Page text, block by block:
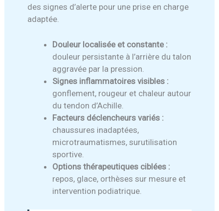
des signes d’alerte pour une prise en charge
adaptée.
Douleur localisée et constante :
douleur persistante à l’arrière du talon
aggravée par la pression.
Signes inflammatoires visibles :
gonflement, rougeur et chaleur autour
du tendon d’Achille.
Facteurs déclencheurs variés :
chaussures inadaptées,
microtraumatismes, surutilisation
sportive.
Options thérapeutiques ciblées :
repos, glace, orthèses sur mesure et
intervention podiatrique.